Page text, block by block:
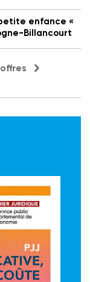
enfance «
Billancourt